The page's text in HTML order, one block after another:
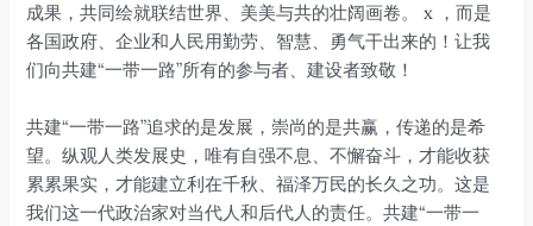
成果，共同绘就联结世界、美美与共的壮阔画卷。x ，而是
各国政府、企业和人民用勤劳、智慧、勇气干出来的！让我
们向共建“一带一路”所有的参与者、建设者致敬！
共建“一带一路”追求的是发展，崇尚的是共赢，传递的是希
望。纵观人类发展史，唯有自强不息、不懈奋斗，才能收获
累累果实，才能建立利在千秋、福泽万民的长久之功。这是
我们这一代政治家对当代人和后代人的责任。共建“一带一